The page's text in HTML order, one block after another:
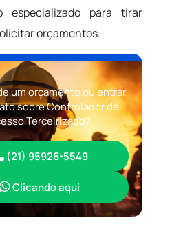
especializado para tirar
orçamentos.
um orçamento ou entrar
sobre Controlador de
Terceirizado?
(21) 95926-5549
Clicando aqui